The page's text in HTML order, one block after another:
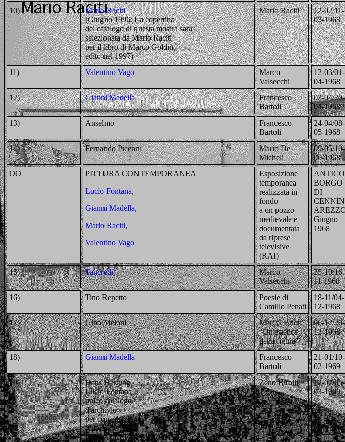
10)
Mario Raciti
(Giugno 1996: La copertina
del catalogo di questa mostra sara'
selezionata da Mario Raciti
per il libro di Marco Goldin,
edito nel 1997)
Mario Raciti
12-02/11-
03-1968
11) Valentino Vago
Marco
Valsecchi
12-03/01-
04-1968
12)
Gianni Madella
Francesco
Bartoli
03-04/20-
04-1968
13)
Anselmo
Francesco
Bartoli
24-04/08-
05-1968
14)
Fernando Picenni
Mario De
Micheli
09-05/10-
06-1968
OO
PITTURA CONTEMPORANEA
Lucio Fontana,
Gianni Madella,
Mario Raciti,
Valentino Vago
Esposizione
temporanea
realizzata in
fondo
a un pozzo
medievale e
documentata
da riprese
televisive
(RAI)
ANTICO
BORGO
DI
Giugno
1968
15) Tancredi
Marco
Valsecchi
25-10/16-
11-1968
16)
Tino Repetto
Poesie di
Camillo Penati
18-11/04-
12-1968
17)
Gino Meloni
Marcel Brion
"Un'estetica
della figura"
06-12/20-
12-1968
18) Gianni Madella
Francesco
Bartoli
21-01/10-
02-1969
19)
Hans Hartung
Lucio Fontana
unico catalogo
d'archivio
per consultazione
(copia rilegata
in "GALLERIA MORONE")
Zeno Birolli
12-02/05-
03-1969